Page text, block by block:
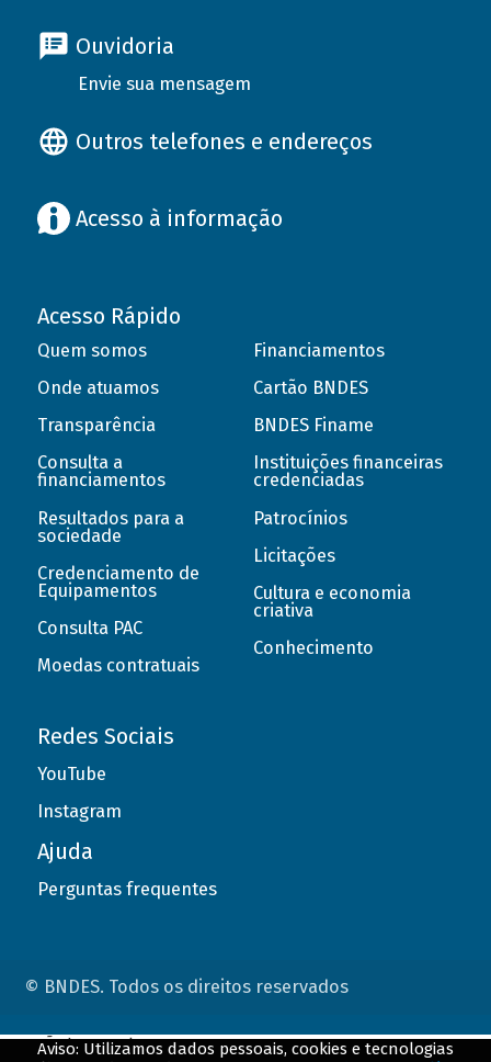
Ouvidoria
Envie sua mensagem
Outros telefones e endereços
Acesso à informação
Acesso Rápido
Quem somos
Onde atuamos
Transparência
Consulta a
financiamentos
Resultados para a
sociedade
Credenciamento de
Equipamentos
Consulta PAC
Moedas contratuais
Financiamentos
Cartão BNDES
BNDES Finame
Instituições financeiras
credenciadas
Patrocínios
Licitações
Cultura e economia
criativa
Conhecimento
Redes Sociais
YouTube
Instagram
Ajuda
Perguntas frequentes
© BNDES. Todos os direitos reservados
Aviso: Utilizamos dados pessoais, cookies e tecnologias
ConteÃºdo complementar